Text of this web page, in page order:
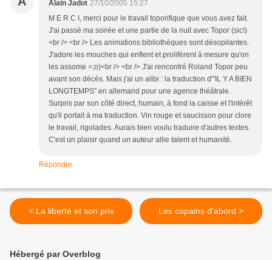
Alain Jadot 27/10/2005 15:27
M E R C I, merci pour le travail toporifique que vous avez fait.
J'ai passé ma soirée et une partie de la nuit avec Topor (sic!)
<br /> <br /> Les animations bibliothèques sont désopilantes.
J'adore les mouches qui enflent et prolifèrent à mesure qu'on
les assome =;o)<br /> <br /> J'ai rencontré Roland Topor peu
avant son décès. Mais j'ai un alibi : la traduction d'"IL Y A BIEN
LONGTEMPS" en allemand pour une agence théâtrale.
Surpris par son côté direct, humain, à fond la caisse et l'intérêt
qu'il portait à ma traduction. Vin rouge et saucisson pour clore
le travail, rigolades. Aurais bien voulu traduire d'autres textes.
C'est un plaisir quand un auteur allie talent et humanité.
Répondre
< La liberté et son prix Les copains d'abord >
Hébergé par Overblog